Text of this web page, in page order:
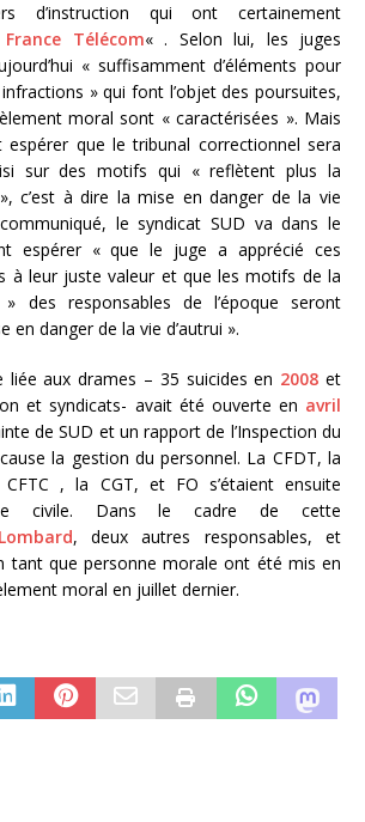
d’instruction qui ont certainement
France Télécom« . Selon lui, les juges
« suffisamment d’éléments pour
» qui font l’objet des poursuites,
moral sont « caractérisées ». Mais
espérer que le tribunal correctionnel sera
sur des motifs qui « reflètent plus la
c’est à dire la mise en danger de la vie
le syndicat SUD va dans le
espérer « que le juge a apprécié ces
à leur juste valeur et que les motifs de la
des responsables de l’époque seront
en danger de la vie d’autrui ».
liée aux drames – 35 suicides en 2008et
et syndicats- avait été ouverte en avril
de SUD et un rapport de l’Inspection du
la gestion du personnel. La CFDT, la
CFTC , la CGT, et FO s’étaient ensuite
civile. Dans le cadre de cette
, deux autres responsables, et
tant que personne morale ont été mis en
moral en juillet dernier.